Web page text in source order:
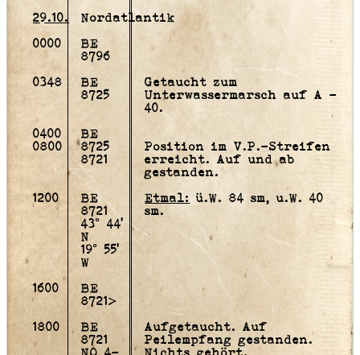
29.10.
Nordatlantik
0000
BE
8796
0348
BE
8725
Getaucht zum
Unterwassermarsch auf A -
40.
0400
0800
BE
8725
8721
Position im V.P.-Streifen
erreicht. Auf und ab
gestanden.
1200
BE
8721
43° 44'
N
19° 55'
W
Etmal: ü.W. 84 sm, u.W. 40
sm.
1600
BE
8721>
1800
BE
8721
Aufgetaucht. Auf
Peilempfang gestanden.